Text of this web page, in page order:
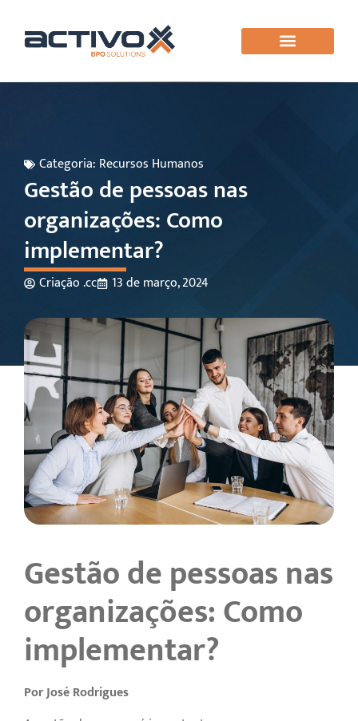
Categoria: Recursos Humanos
Gestão de pessoas nas
organizações: Como
implementar?
Criação .cc 13 de março, 2024
Gestão de pessoas nas
organizações: Como
implementar?
Por José Rodrigues